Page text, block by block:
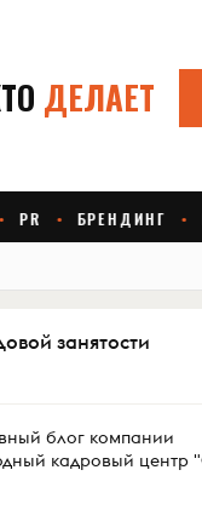
занятости
блог компании
кадровый центр